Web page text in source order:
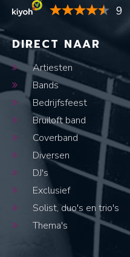
9
DIRECT NAAR
Artiesten
Bands
Bedrijfsfeest
Bruiloft band
Coverband
Diversen
DJ's
Exclusief
Solist, duo's en trio's
Thema's